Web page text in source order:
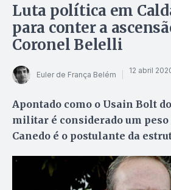
Luta política em
para conter a
Coronel Belelli
Euler de França Belém 12 abril
Apontado como o Usain Bolt
militar é considerado um peso
Canedo é o postulante da